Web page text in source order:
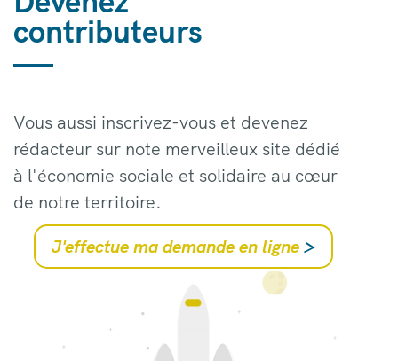
contributeurs
Vous aussi inscrivez-vous et devenez
rédacteur sur note merveilleux site dédié
à l'économie sociale et solidaire au cœur
de notre territoire.
J'effectue ma demande en ligne >